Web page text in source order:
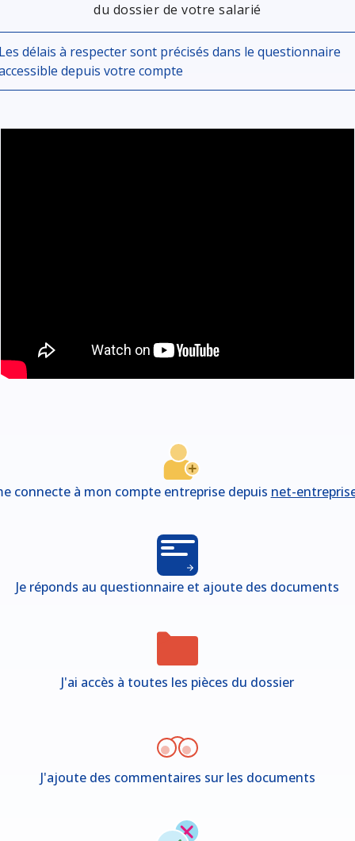
du dossier de votre salarié
délais à respecter sont précisés dans le questionnaire
depuis votre compte
connecte à mon compte entreprise depuis net-
Je réponds au questionnaire et ajoute des documents
J'ai accès à toutes les pièces du dossier
J'ajoute des commentaires sur les documents